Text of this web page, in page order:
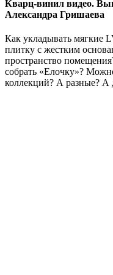
Кварц-винил видео.
Александра Гришаева
Как укладывать мягкие
плитку с жестким
пространство
собрать «Елочку»?
коллекций? А разные? А